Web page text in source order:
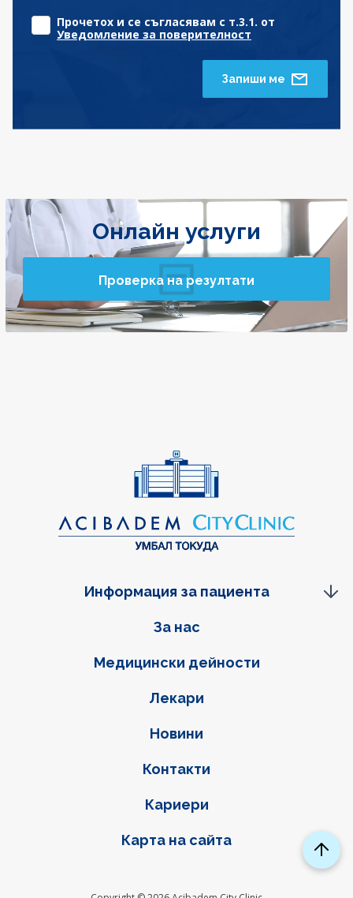
Прочетох и се съгласявам с т.3.1. от
Уведомление за поверителност
Запиши ме
Онлайн услуги
Проверка на резултати
Фуутер навигация
За нас
Медицински дейности
Лекари
Новини
Контакти
Кариери
Карта на сайта
Информация за пациента